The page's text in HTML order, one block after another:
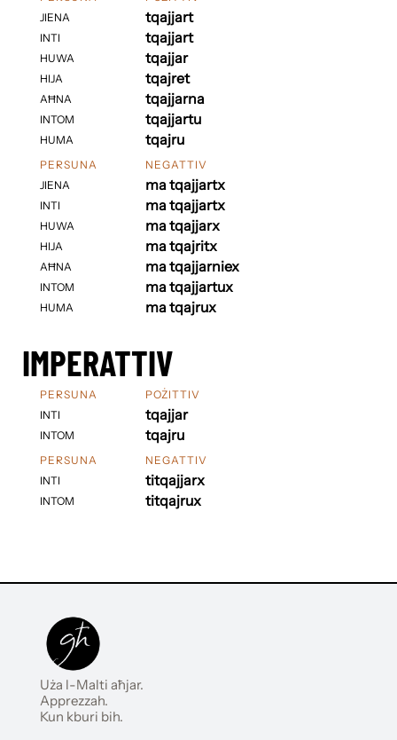
JIENA
INTI
HUWA
HIJA
AĦNA
INTOM
HUMA
tqajjart
tqajjart
tqajjar
tqajret
tqajjarna
tqajjartu
tqajru
PERSUNA
JIENA
INTI
HUWA
HIJA
AĦNA
INTOM
HUMA
NEGATTIV
ma tqajjartx
ma tqajjartx
ma tqajjarx
ma tqajritx
ma tqajjarniex
ma tqajjartux
ma tqajrux
IMPERATTIV
PERSUNA
INTI
INTOM
POŻITTIV
tqajjar
tqajru
PERSUNA
INTI
INTOM
NEGATTIV
titqajjarx
titqajrux
Uża l-Malti aħjar.
Apprezzah.
Kun kburi bih.